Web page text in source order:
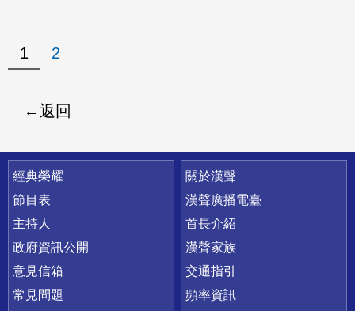
1 2
返回
快速連結
經典榮耀
節目表
主持人
政府資訊公開
意見信箱
常見問題
關於漢聲
漢聲廣播電臺
首長介紹
漢聲家族
交通指引
頻率資訊